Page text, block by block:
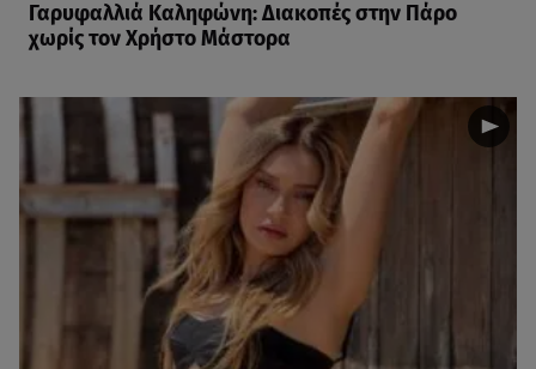
Γαρυφαλλιά Καληφώνη: Διακοπές στην Πάρο
χωρίς τον Χρήστο Μάστορα